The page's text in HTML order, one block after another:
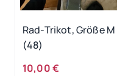
Rad-Trikot, Größe M
(48)
10,00 €